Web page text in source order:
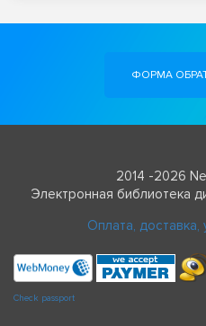
ФОРМА
2014 -2026
Электронная библиотека
Оплата, доставка,
Check passport